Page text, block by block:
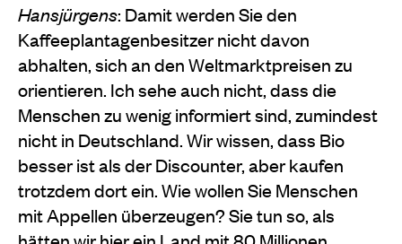
Hansjürgens: Damit werden Sie den
Kaffeeplantagenbesitzer nicht davon
abhalten, sich an den Weltmarktpreisen zu
orientieren. Ich sehe auch nicht, dass die
Menschen zu wenig informiert sind, zumindest
nicht in Deutschland. Wir wissen, dass Bio
besser ist als der Discounter, aber kaufen
trotzdem dort ein. Wie wollen Sie Menschen
mit Appellen überzeugen? Sie tun so, als